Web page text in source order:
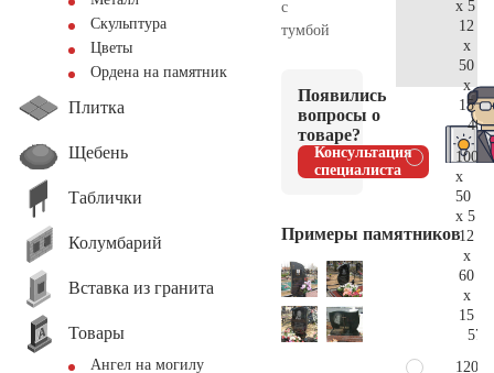
Скульптура
Цветы
Ордена на памятник
Плитка
Щебень
Таблички
Колумбарий
Вставка из гранита
Товары
Ангел на могилу
с
тумбой
Появились
вопросы о
товаре?
Консультация
специалиста
Примеры памятников
x 5
12
x
50
x
15
100
x
50
x 5
12
x
60
x
15
120